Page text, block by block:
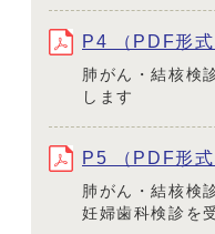
P4 （PDF形
肺がん・結核検
します
P5 （PDF形
肺がん・結核検
妊婦歯科検診を